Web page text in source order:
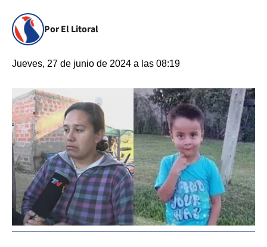
Por El Litoral
Jueves, 27 de junio de 2024 a las 08:19